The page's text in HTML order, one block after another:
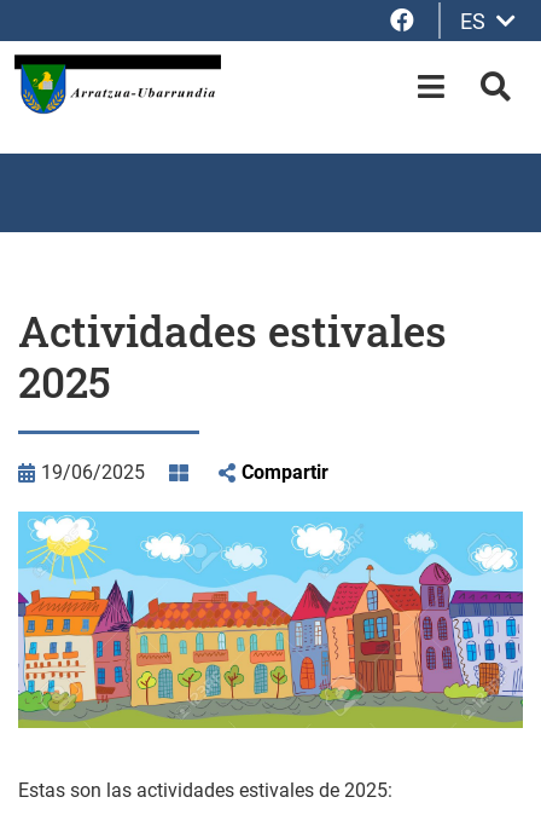
Facebook
ES
OPEN-
Actividades estivales
2025
19/06/2025 Compartir
Estas son las actividades estivales de 2025: